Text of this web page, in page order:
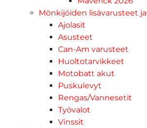
Mönkijöiden lisävarusteet
Ajolasit
Asusteet
Can-Am varusteet
Huoltotarvikkeet
Motobatt akut
Puskulevyt
Rengas/Vannesetit
Työvalot
Vinssit